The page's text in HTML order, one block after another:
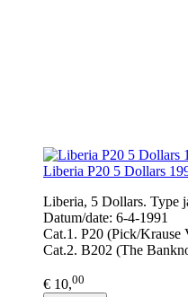
Liberia P20 5 Dollars
Liberia, 5 Dollars. Type
Datum/date: 6-4-1991
Cat.1. P20 (Pick/Krause
Cat.2. B202 (The
€ 10,00